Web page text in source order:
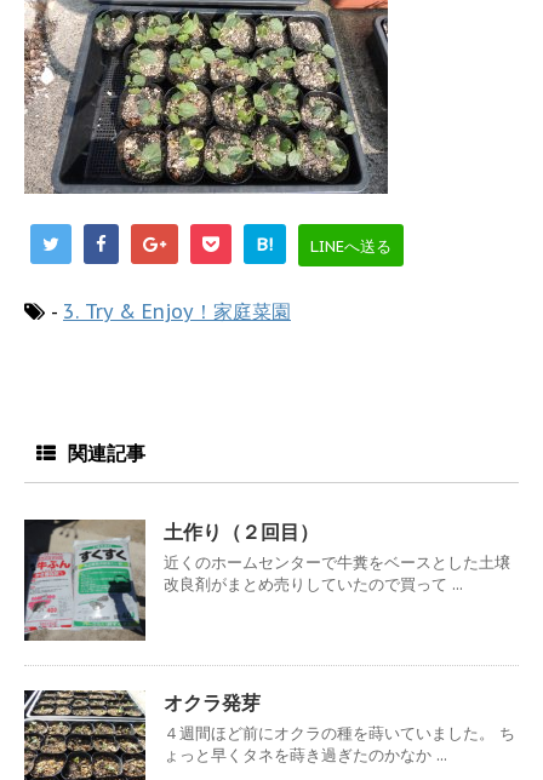
B! LINEへ送る
- 3. Try & Enjoy！家庭菜園
関連記事
土作り（２回目）
近くのホームセンターで牛糞をベースとした土壌
改良剤がまとめ売りしていたので買って ...
オクラ発芽
４週間ほど前にオクラの種を蒔いていました。 ち
ょっと早くタネを蒔き過ぎたのかなか ...